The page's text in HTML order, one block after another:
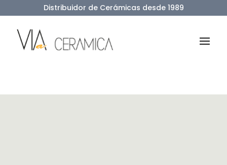
Distribuidor de Cerámicas desde 1989